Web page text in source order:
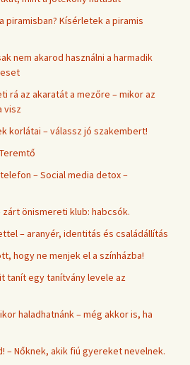
piramisban? Kísérletek a piramis
nem akarod használni a harmadik
rá az akaratát a mezőre – mikor az
visz
korlátai – válassz jó szakembert!
– Social media detox –
zárt önismereti klub: habcsók.
– aranyér, identitás és családállítás
hogy ne menjek el a színházba!
tanít egy tanítvány levele az
haladhatnánk – még akkor is, ha
– Nőknek, akik fiú gyereket nevelnek.